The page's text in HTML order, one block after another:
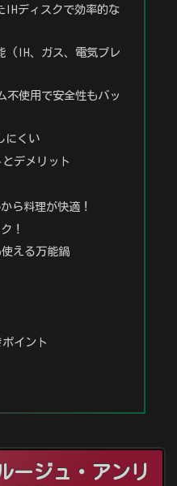
IHディスクで効率的な
(IH、ガス、電気プレ
不使用で安全性もバッ
にくい
デメリット
ら料理が快適！
！
える万能鍋
イント
ージュ・アンリ